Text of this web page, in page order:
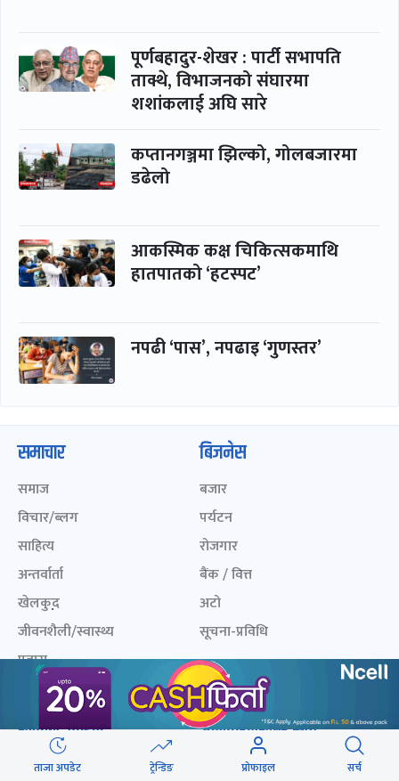
पूर्णबहादुर-शेखर : पार्टी सभापति
ताक्थे, विभाजनको संघारमा
शशांकलाई अघि सारे
कप्तानगञ्जमा झिल्को, गोलबजारमा
डढेलो
आकस्मिक कक्ष चिकित्सकमाथि
हातपातको ‘हटस्पट’
नपढी ‘पास’, नपढाइ ‘गुणस्तर’
ताजा अपडेट ट्रेन्डिङ प्रोफाइल सर्च
समाचार
समाज
विचार/ब्लग
साहित्य
अन्तर्वार्ता
खेलकुद़़
जीवनशैली/स्वास्थ्य
प्रवास
अन्तर्राष्ट्रिय
बिजनेस
बजार
पर्यटन
रोजगार
बैंक / वित्त
अटो
सूचना-प्रविधि
खेलकुद लाईभ
एनपीएल २०८१
अनलाइनखबर सूची
नेपालका ५० प्रभावशाली